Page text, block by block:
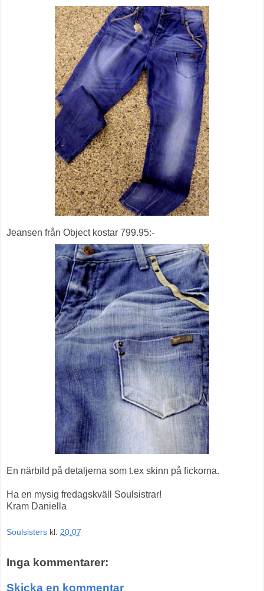
Jeansen från Object kostar 799.95:-
En närbild på detaljerna som t.ex skinn på fickorna.
Ha en mysig fredagskväll Soulsistrar!
Kram Daniella
Soulsisters kl. 20:07
Inga kommentarer:
Skicka en kommentar